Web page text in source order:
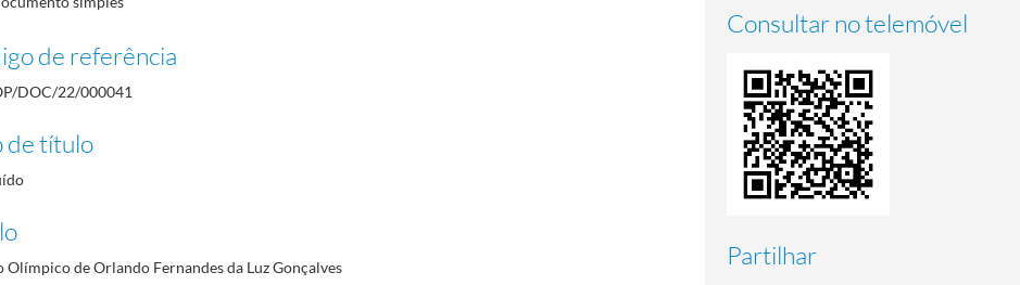
1977/1977
Consultar no telemóvel
Partilhar
de referência
DOC/22/000041
de título
Olímpico de Orlando Fernandes da Luz Gonçalves